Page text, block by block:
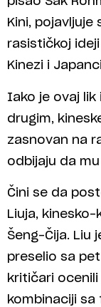
Kini, pojavljuje
rasističkoj
Kinezi i
Iako je ovaj lik
drugim,
zasnovan na
odbijaju da
Čini se da
Liuja,
Šeng-Čija. Liu
preselio sa
kritičari ocenili
kombinaciji